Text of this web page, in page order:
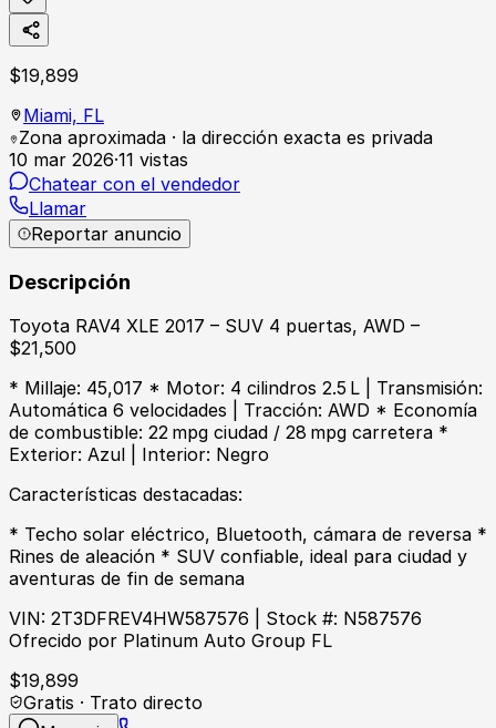
$19,899
Miami, FL
Zona aproximada · la dirección exacta es privada
10 mar 2026·11 vistas
Chatear con el vendedor
Llamar
Reportar anuncio
Descripción
Toyota RAV4 XLE 2017 – SUV 4 puertas, AWD –
$21,500
* Millaje: 45,017 * Motor: 4 cilindros 2.5 L | Transmisión:
Automática 6 velocidades | Tracción: AWD * Economía
de combustible: 22 mpg ciudad / 28 mpg carretera *
Exterior: Azul | Interior: Negro
Características destacadas:
* Techo solar eléctrico, Bluetooth, cámara de reversa *
Rines de aleación * SUV confiable, ideal para ciudad y
aventuras de fin de semana
VIN: 2T3DFREV4HW587576 | Stock #: N587576
Ofrecido por Platinum Auto Group FL
$19,899
Gratis · Trato directo